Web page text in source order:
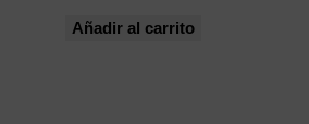
Añadir al carrito